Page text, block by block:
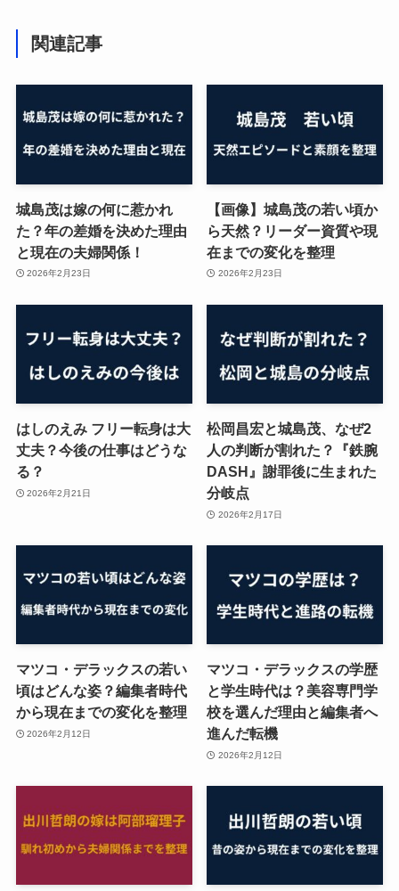
関連記事
城島茂は嫁の何に惹かれ
た？年の差婚を決めた理由
と現在の夫婦関係！
2026年2月23日
【画像】城島茂の若い頃か
ら天然？リーダー資質や現
在までの変化を整理
2026年2月23日
はしのえみ フリー転身は大
丈夫？今後の仕事はどうな
る？
2026年2月21日
松岡昌宏と城島茂、なぜ2
人の判断が割れた？『鉄腕
DASH』謝罪後に生まれた
分岐点
2026年2月17日
マツコ・デラックスの若い
頃はどんな姿？編集者時代
から現在までの変化を整理
2026年2月12日
マツコ・デラックスの学歴
と学生時代は？美容専門学
校を選んだ理由と編集者へ
進んだ転機
2026年2月12日